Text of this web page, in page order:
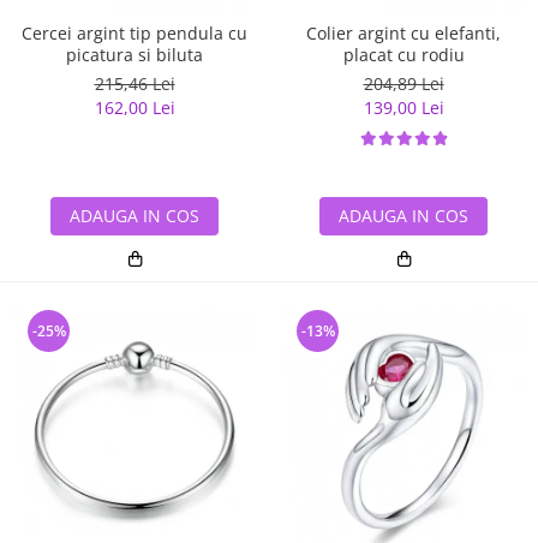
Cercei argint tip pendula cu
picatura si biluta
215,46 Lei
162,00 Lei
ADAUGA IN COS
Colier argint cu elefanti,
placat cu rodiu
204,89 Lei
139,00 Lei
ADAUGA IN COS
-25% -13%